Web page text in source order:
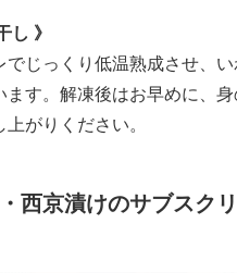
し 》
でじっくり低温熟成させ、
ます。解凍後はお早めに、
がりください。
西京漬けのサブスク